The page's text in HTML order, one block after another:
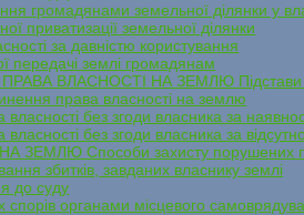
громадянами земельної ділянки у
приватизації земельної ділянки
за давністю користування
передачі землі громадянам
ВЛАСНОСТІ НА ЗЕМЛЮ Підстави
права власності на землю
без згоди власника за
без згоди власника за
ЗЕМЛЮ Способи захисту порушених
збитків, завданих власнику землі
до суду
спорів органами місцевого